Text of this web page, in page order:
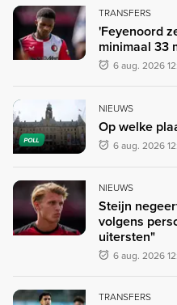
TRANSFERS
'Feyenoord
minimaal 33
6 aug. 2026
POLL
NIEUWS
Op welke
6 aug. 2026
NIEUWS
Steijn
volgens
uitersten"
6 aug. 2026
TRANSFERS